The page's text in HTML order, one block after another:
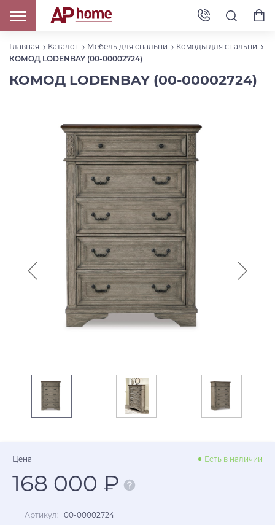
Главная Каталог Мебель для спальни
Комоды для спальни
КОМОД LODENBAY (00-00002724)
КОМОД LODENBAY (00-00002724)
Цена Есть в наличии
168 000 ₽
Артикул: 00-00002724